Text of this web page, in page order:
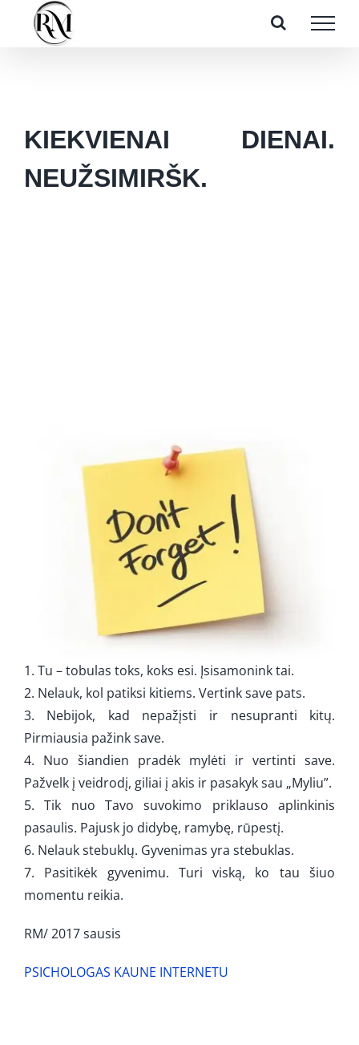
KIEKVIENAI DIENAI.
NEUŽSIMIRŠK.
1. Tu – tobulas toks, koks esi. Įsisamonink tai.
2. Nelauk, kol patiksi kitiems. Vertink save pats.
3. Nebijok, kad nepažįsti ir nesupranti kitų.
Pirmiausia pažink save.
4. Nuo šiandien pradėk mylėti ir vertinti save.
Pažvelk į veidrodį, giliai į akis ir pasakyk sau „Myliu”.
5. Tik nuo Tavo suvokimo priklauso aplinkinis
pasaulis. Pajusk jo didybę, ramybę, rūpestį.
6. Nelauk stebuklų. Gyvenimas yra stebuklas.
7. Pasitikėk gyvenimu. Turi viską, ko tau šiuo
momentu reikia.
RM/ 2017 sausis
PSICHOLOGAS KAUNE INTERNETU